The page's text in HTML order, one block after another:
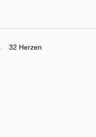
32 Herzen